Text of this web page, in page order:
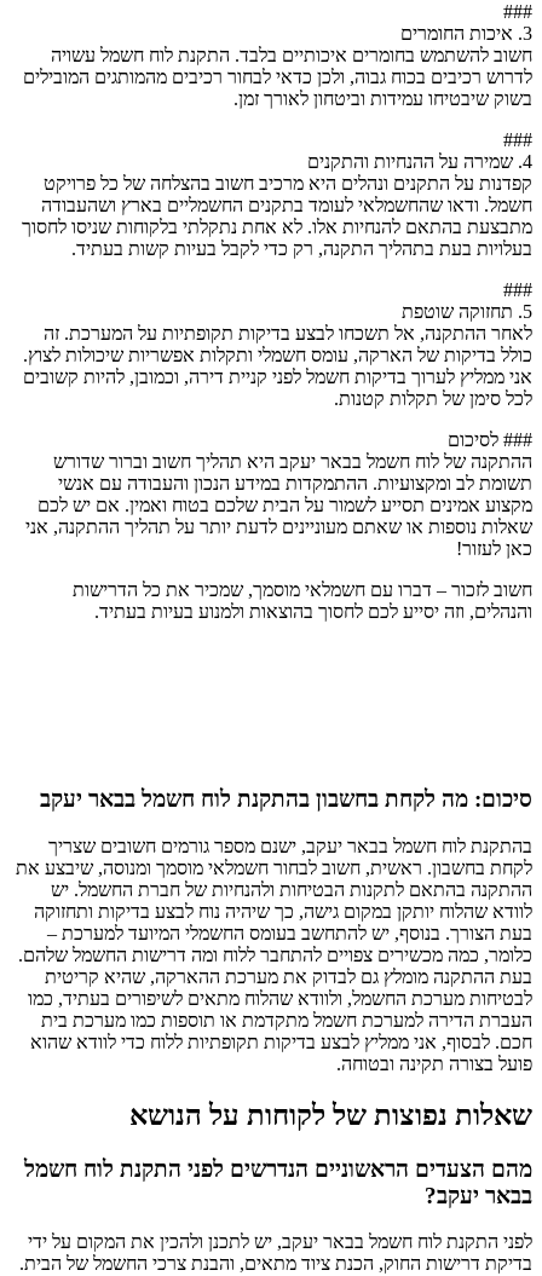
###
3. איכות החומרים
חשוב להשתמש בחומרים איכותיים בלבד. התקנת לוח חשמל עשויה
לדרוש רכיבים בכוח גבוה, ולכן כדאי לבחור רכיבים מהמותגים המובילים
בשוק שיבטיחו עמידות וביטחון לאורך זמן.
###
4. שמירה על ההנחיות והתקנים
קפדנות על התקנים ונהלים היא מרכיב חשוב בהצלחה של כל פרויקט
חשמל. ודאו שהחשמלאי לעומד בתקנים החשמליים בארץ ושהעבודה
מתבצעת בהתאם להנחיות אלו. לא אחת נתקלתי בלקוחות שניסו לחסוך
בעלויות בעת בתהליך התקנה, רק כדי לקבל בעיות קשות בעתיד.
###
5. תחזוקה שוטפת
לאחר ההתקנה, אל תשכחו לבצע בדיקות תקופתיות על המערכת. זה
כולל בדיקות של הארקה, עומס חשמלי ותקלות אפשריות שיכולות לצוץ.
אני ממליץ לערוך בדיקות חשמל לפני קניית דירה, וכמובן, להיות קשובים
לכל סימן של תקלות קטנות.
### לסיכום
ההתקנה של לוח חשמל בבאר יעקב היא תהליך חשוב וברור שדורש
תשומת לב ומקצועיות. ההתמקדות במידע הנכון והעבודה עם אנשי
מקצוע אמינים תסייע לשמור על הבית שלכם בטוח ואמין. אם יש לכם
שאלות נוספות או שאתם מעוניינים לדעת יותר על תהליך ההתקנה, אני
כאן לעזור!
חשוב לזכור – דברו עם חשמלאי מוסמך, שמכיר את כל הדרישות
והנהלים, וזה יסייע לכם לחסוך בהוצאות ולמנוע בעיות בעתיד.
סיכום: מה לקחת בחשבון בהתקנת לוח חשמל בבאר יעקב
בהתקנת לוח חשמל בבאר יעקב, ישנם מספר גורמים חשובים שצריך
לקחת בחשבון. ראשית, חשוב לבחור חשמלאי מוסמך ומנוסה, שיבצע את
ההתקנה בהתאם לתקנות הבטיחות ולהנחיות של חברת החשמל. יש
לוודא שהלוח יותקן במקום גישה, כך שיהיה נוח לבצע בדיקות ותחזוקה
בעת הצורך. בנוסף, יש להתחשב בעומס החשמלי המיועד למערכת –
כלומר, כמה מכשירים צפויים להתחבר ללוח ומה דרישות החשמל שלהם.
בעת ההתקנה מומלץ גם לבדוק את מערכת ההארקה, שהיא קריטית
לבטיחות מערכת החשמל, ולוודא שהלוח מתאים לשיפורים בעתיד, כמו
העברת הדירה למערכת חשמל מתקדמת או תוספות כמו מערכת בית
חכם. לבסוף, אני ממליץ לבצע בדיקות תקופתיות ללוח כדי לוודא שהוא
פועל בצורה תקינה ובטוחה.
שאלות נפוצות של לקוחות על הנושא
מהם הצעדים הראשוניים הנדרשים לפני התקנת לוח חשמל
בבאר יעקב?
לפני התקנת לוח חשמל בבאר יעקב, יש לתכנן ולהכין את המקום על ידי
בדיקת דרישות החוק, הכנת ציוד מתאים, והבנת צרכי החשמל של הבית.